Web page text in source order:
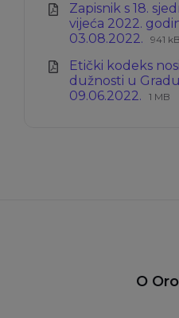
pdf
Zapisnik s 18.
vijeća 2022.
03.08.2022.
pdf
941 kB
Etički kodeks
dužnosti u
09.06.2022.
1 MB
O